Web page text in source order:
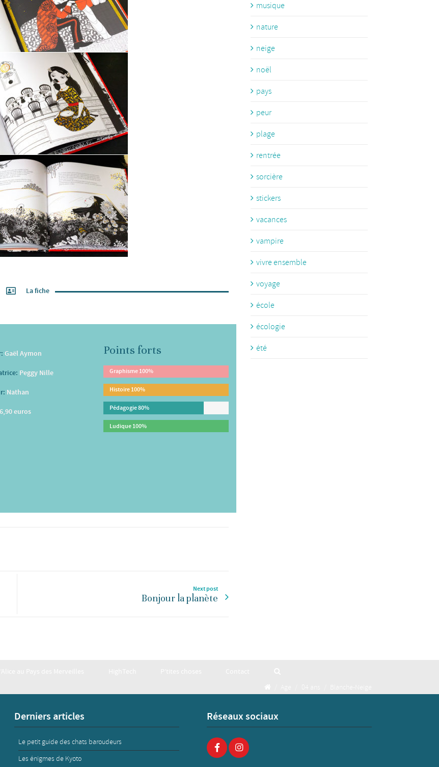
La fiche
Gaël Aymon
Peggy Nille
Nathan
euros
Points forts
Graphisme100%
Histoire100%
Pédagogie80%
Ludique100%
Next post
Bonjour la planète
musique
nature
neige
noël
pays
peur
plage
rentrée
sorcière
stickers
vacances
vampire
vivre ensemble
voyage
école
écologie
été
Derniers articles
Le petit guide des chats baroudeurs
Les énigmes de Kyoto
Réseaux sociaux